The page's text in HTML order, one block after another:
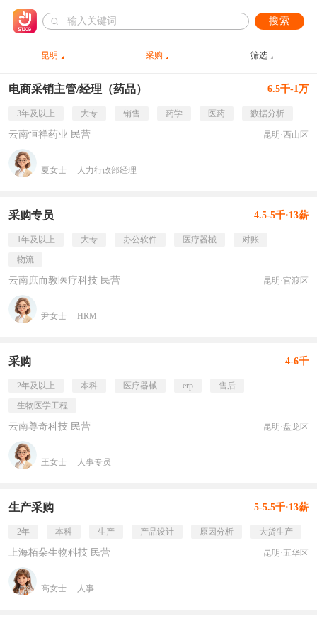
搜索
昆明 采购 筛选
电商采销主管/经理（药品） 6.5千-1万
3年及以上 大专 销售 药学 医药 数据分析
云南恒祥药业 民营 昆明·西山区
夏女士 人力行政部经理
采购专员 4.5-5千·13薪
1年及以上 大专 办公软件 医疗器械
对账
物流
云南庶而教医疗科技 民营 昆明·官渡区
尹女士 HRM
采购 4-6千
2年及以上 本科 医疗器械 erp
售后
生物医学工程
云南尊奇科技 民营 昆明·盘龙区
王女士 人事专员
生产采购 5-5.5千·13薪
2年 本科 生产 产品设计 原因分析 大货生产
上海栢朵生物科技 民营 昆明·五华区
高女士 人事